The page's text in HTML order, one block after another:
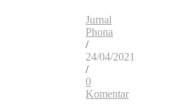
Jurnal
Phona
/
24/04/2021
/
0
Komentar